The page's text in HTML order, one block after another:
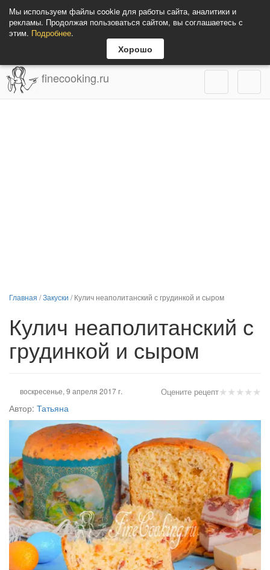
Мы используем файлы cookie для работы сайта, аналитики и
рекламы. Продолжая пользоваться сайтом, вы соглашаетесь с
этим. Подробнее.
Хорошо
finecooking.ru
Главная /Закуски /Кулич неаполитанский с грудинкой и сыром
Кулич неаполитанский с
грудинкой и сыром
★★★★★
Оцените рецепт
воскресенье, 9 апреля 2017 г.
Автор: Татьяна